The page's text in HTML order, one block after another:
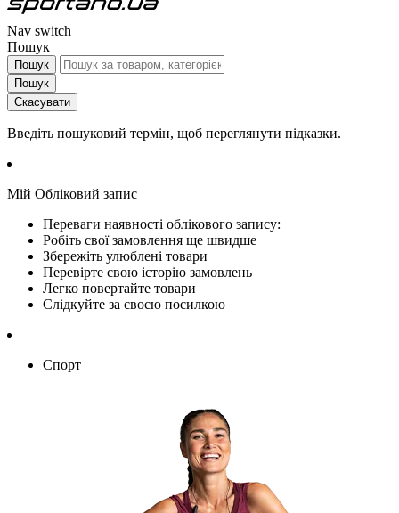
Nav switch
Пошук
Пошук
Пошук
Скасувати
Введіть пошуковий термін, щоб переглянути підказки.
Мій Обліковий запис
Переваги наявності облікового запису:
Робіть свої замовлення ще швидше
Збережіть улюблені товари
Перевірте свою історію замовлень
Легко повертайте товари
Слідкуйте за своєю посилкою
Спорт